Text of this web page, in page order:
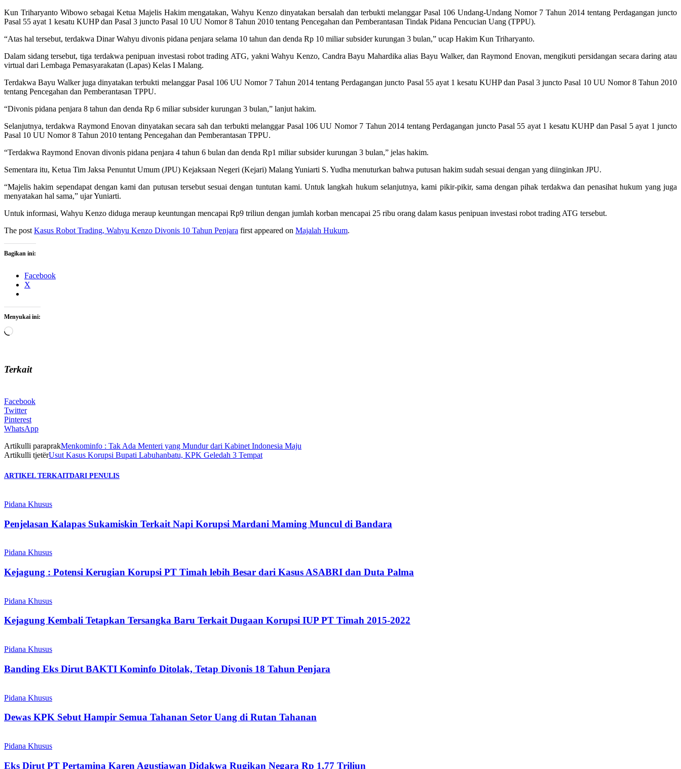
Kun Triharyanto Wibowo sebagai Ketua Majelis Hakim mengatakan, Wahyu Kenzo dinyatakan bersalah dan terbukti melanggar Pasal 106 Undang-Undang Nomor 7 Tahun 2014 tentang Perdagangan juncto
Pasal 55 ayat 1 kesatu KUHP dan Pasal 3 juncto Pasal 10 UU Nomor 8 Tahun 2010 tentang Pencegahan dan Pemberantasan Tindak Pidana Pencucian Uang (TPPU).
“Atas hal tersebut, terdakwa Dinar Wahyu divonis pidana penjara selama 10 tahun dan denda Rp 10 miliar subsider kurungan 3 bulan,” ucap Hakim Kun Triharyanto.
Dalam sidang tersebut, tiga terdakwa penipuan investasi robot trading ATG, yakni Wahyu Kenzo, Candra Bayu Mahardika alias Bayu Walker, dan Raymond Enovan, mengikuti persidangan secara daring atau
virtual dari Lembaga Pemasyarakatan (Lapas) Kelas I Malang.
Terdakwa Bayu Walker juga dinyatakan terbukti melanggar Pasal 106 UU Nomor 7 Tahun 2014 tentang Perdagangan juncto Pasal 55 ayat 1 kesatu KUHP dan Pasal 3 juncto Pasal 10 UU Nomor 8 Tahun 2010
tentang Pencegahan dan Pemberantasan TPPU.
“Divonis pidana penjara 8 tahun dan denda Rp 6 miliar subsider kurungan 3 bulan,” lanjut hakim.
Selanjutnya, terdakwa Raymond Enovan dinyatakan secara sah dan terbukti melanggar Pasal 106 UU Nomor 7 Tahun 2014 tentang Perdagangan juncto Pasal 55 ayat 1 kesatu KUHP dan Pasal 5 ayat 1 juncto
Pasal 10 UU Nomor 8 Tahun 2010 tentang Pencegahan dan Pemberantasan TPPU.
“Terdakwa Raymond Enovan divonis pidana penjara 4 tahun 6 bulan dan denda Rp1 miliar subsider kurungan 3 bulan,” jelas hakim.
Sementara itu, Ketua Tim Jaksa Penuntut Umum (JPU) Kejaksaan Negeri (Kejari) Malang Yuniarti S. Yudha menuturkan bahwa putusan hakim sudah sesuai dengan yang diinginkan JPU.
“Majelis hakim sependapat dengan kami dan putusan tersebut sesuai dengan tuntutan kami. Untuk langkah hukum selanjutnya, kami pikir-pikir, sama dengan pihak terdakwa dan penasihat hukum yang juga
menyatakan hal sama,” ujar Yuniarti.
​​​​Untuk informasi, Wahyu Kenzo diduga meraup keuntungan mencapai Rp9 triliun dengan jumlah korban mencapai 25 ribu orang dalam kasus penipuan investasi robot trading ATG tersebut.
The post Kasus Robot Trading, Wahyu Kenzo Divonis 10 Tahun Penjara first appeared on Majalah Hukum.
Bagikan ini:
Facebook
X
Menyukai ini:
Memuat...
Terkait
Facebook
Twitter
Pinterest
WhatsApp
Artikulli paraprakMenkominfo : Tak Ada Menteri yang Mundur dari Kabinet Indonesia Maju
Artikulli tjetërUsut Kasus Korupsi Bupati Labuhanbatu, KPK Geledah 3 Tempat
ARTIKEL TERKAITDARI PENULIS
Pidana Khusus
Penjelasan Kalapas Sukamiskin Terkait Napi Korupsi Mardani Maming Muncul di Bandara
Pidana Khusus
Kejagung : Potensi Kerugian Korupsi PT Timah lebih Besar dari Kasus ASABRI dan Duta Palma
Pidana Khusus
Kejagung Kembali Tetapkan Tersangka Baru Terkait Dugaan Korupsi IUP PT Timah 2015-2022
Pidana Khusus
Banding Eks Dirut BAKTI Kominfo Ditolak, Tetap Divonis 18 Tahun Penjara
Pidana Khusus
Dewas KPK Sebut Hampir Semua Tahanan Setor Uang di Rutan Tahanan
Pidana Khusus
Eks Dirut PT Pertamina Karen Agustiawan Didakwa Rugikan Negara Rp 1,77 Triliun